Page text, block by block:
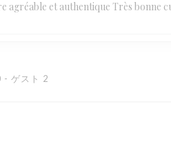
agréable et authentique Très bonne
ゲスト 2